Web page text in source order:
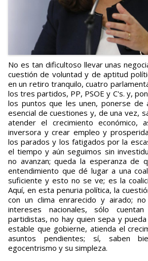
No es tan dificultoso llevar unas negociaciones a puerto, es
cuestión de voluntad y de aptitud
en un retiro tranquilo, cuatro
los tres partidos, PP, PSOE y C's. y,
los puntos que les unen, ponerse de
esencial de cuestiones y, de una vez,
atender el crecimiento económico,
inversora y crear empleo y
los parados y los fatigados por la
el tiempo y aún seguimos sin
no avanzan; queda la esperanza de
entendimiento que dé lugar a una
suficiente y esto no se ve; es la
Aquí, en esta penuria política, la
con un clima enrarecido y airado;
intereses nacionales, sólo
partidistas, no hay quien sepa y
estable que gobierne, atienda el
asuntos pendientes; sí, saben
egocentrismo y su simpleza.